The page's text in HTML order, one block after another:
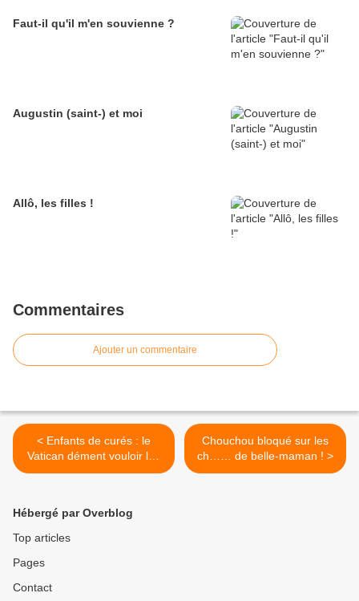
Faut-il qu'il m'en souvienne ?
Augustin (saint-) et moi
Allô, les filles !
Commentaires
Ajouter un commentaire
< Enfants de curés : le
Vatican dément vouloir les
reconnaître !
Chouchou bloqué sur les
ch…… de belle-maman ! >
Hébergé par Overblog
Top articles
Pages
Contact